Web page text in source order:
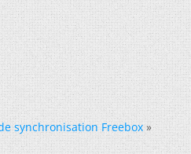
synchronisation Freebox »